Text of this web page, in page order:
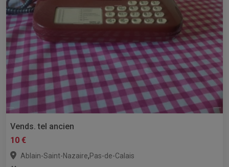
Vends. tel ancien
10 €
Ablain-Saint-Nazaire,Pas-de-Calais